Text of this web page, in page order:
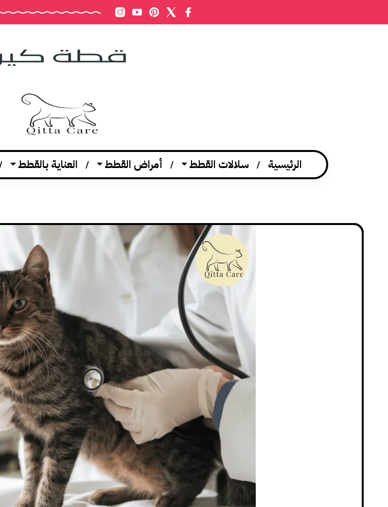
الرئيسية سلالات القطط أمراض القطط العناية بالقطط